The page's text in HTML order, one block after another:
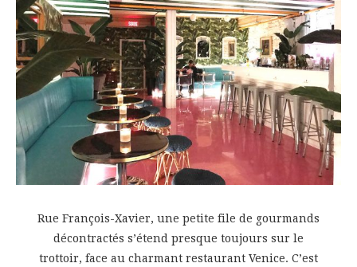
Rue François-Xavier, une petite file de gourmands
décontractés s’étend presque toujours sur le
trottoir, face au charmant restaurant Venice. C’est